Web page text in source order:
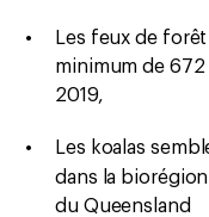
Les feux de
minimum de
2019,
Les koalas
dans la biorégion
du Queensland